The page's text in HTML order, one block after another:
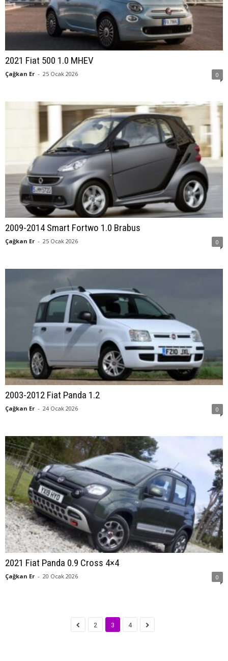
2021 Fiat 500 1.0 MHEV
Çağkan Er - 25 Ocak 2026 0
2009-2014 Smart Fortwo 1.0 Brabus
Çağkan Er - 25 Ocak 2026 0
2003-2012 Fiat Panda 1.2
Çağkan Er - 24 Ocak 2026 0
2021 Fiat Panda 0.9 Cross 4×4
Çağkan Er - 20 Ocak 2026 0
2 3 4